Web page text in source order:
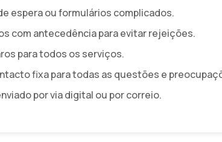
espera ou formulários complicados.
com antecedência para evitar rejeições.
para todos os serviços.
fixa para todas as questões e
por via digital ou por correio.